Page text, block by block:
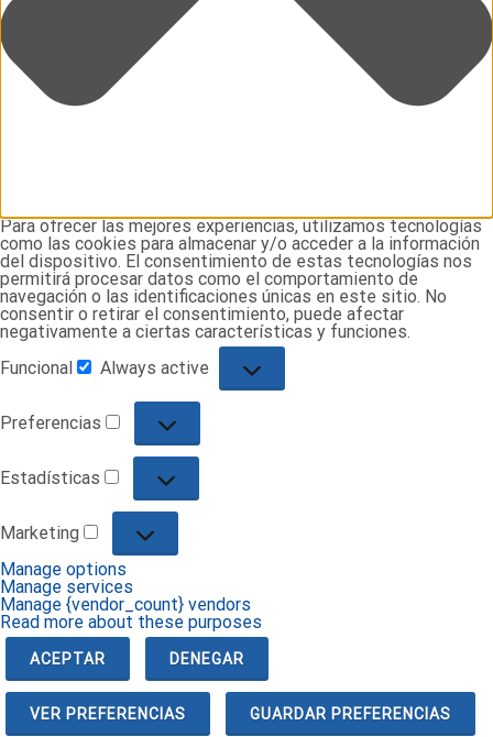
Para ofrecer las mejores experiencias, utilizamos tecnologías
como las cookies para almacenar y/o acceder a la información
del dispositivo. El consentimiento de estas tecnologías nos
permitirá procesar datos como el comportamiento de
navegación o las identificaciones únicas en este sitio. No
consentir o retirar el consentimiento, puede afectar
negativamente a ciertas características y funciones.
Funcional
Funcional
Always active
Preferencias
Preferencias
Estadísticas
Estadísticas
Marketing
Marketing
Manage options
Manage services
Manage {vendor_count} vendors
Read more about these purposes
ACEPTAR DENEGAR
VER PREFERENCIAS GUARDAR PREFERENCIAS